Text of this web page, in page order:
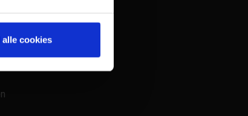
alle cookies